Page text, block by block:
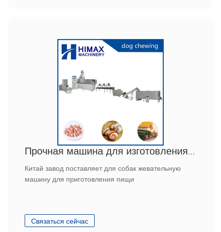
Прочная машина для изготовления жевательных игрушек для собак
Китай завод поставляет для собак жевательную
машину для приготовления пищи
Связаться сейчас